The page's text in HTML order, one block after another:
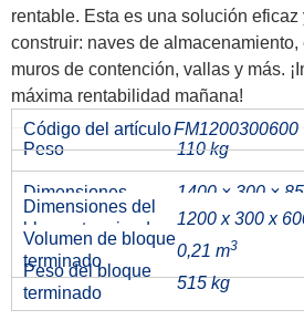
rentable. Esta es una solución eficaz
construir: naves de
muros de contención, vallas y más.
máxima rentabilidad mañana!
Código del artículoFM1200300600
Peso
110 kg
Dimensiones 1400 × 300 ×
Dimensiones del
bloque terminado
1200 x 300 x
Volumen de bloque
terminado
0,21 m3
Peso del bloque
terminado
515 kg